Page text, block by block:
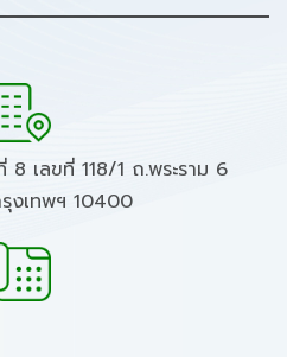
8 เลขที่ 118/1 ถ.พระราม 6
งเทพฯ 10400